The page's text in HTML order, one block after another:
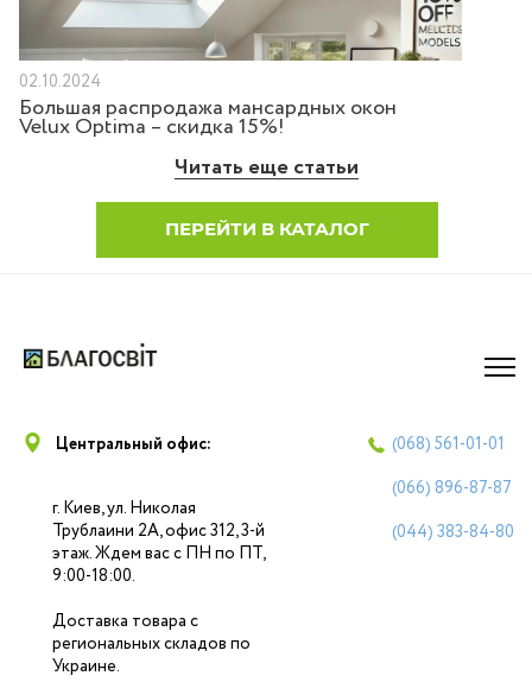
02.10.2024
Большая распродажа мансардных окон
Velux Optima – скидка 15%!
Читать еще статьи
ПЕРЕЙТИ В КАТАЛОГ
Центральный офис:
г. Киев, ул. Николая
Трублаини 2А, офис 312, 3-й
этаж. Ждем вас с ПН по ПТ,
9:00-18:00.
Доставка товара с
региональных складов по
Украине.
(068) 561-01-01
(066) 896-87-87
(044) 383-84-80